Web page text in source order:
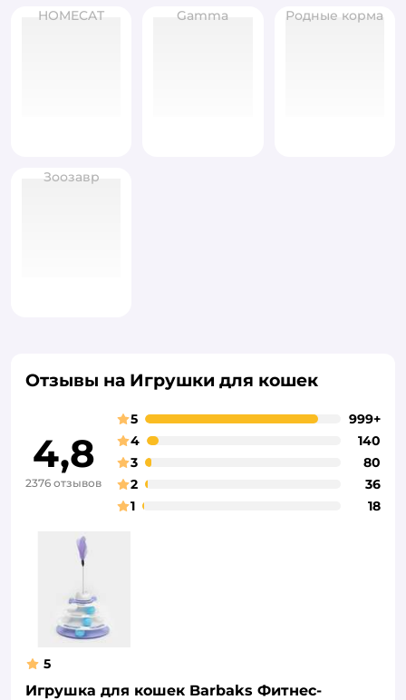
HOMECAT Gamma Родные корма
Зоозавр
Отзывы на Игрушки для кошек
4,8
2376 отзывов
5
999+
4
140
3
80
2
36
1
18
5
Игрушка для кошек Barbaks Фитнес-